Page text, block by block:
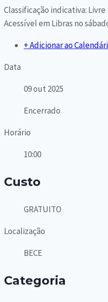
Classificação indicativa: Livre
Acessível em Libras no
+ Adicionar ao
Data
09 out 2025
Encerrado
Horário
10:00
Custo
GRATUITO
Localização
BECE
Categoria